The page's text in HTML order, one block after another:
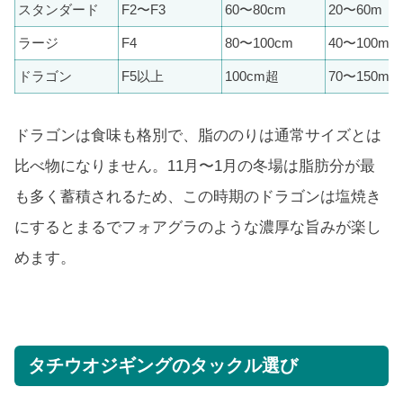
スタンダード F2〜F3 60〜80cm 20〜60m
ラージ F4 80〜100cm 40〜100m
ドラゴン F5以上 100cm超 70〜150m
ドラゴンは食味も格別で、脂ののりは通常サイズとは
比べ物になりません。11月〜1月の冬場は脂肪分が最
も多く蓄積されるため、この時期のドラゴンは塩焼き
にするとまるでフォアグラのような濃厚な旨みが楽し
めます。
タチウオジギングのタックル選び